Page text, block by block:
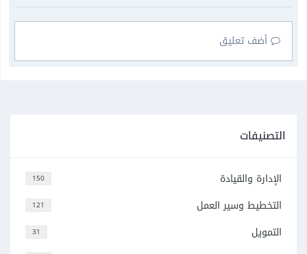
أضف تعليق
التصنيفات
150 الإدارة والقيادة
121 التخطيط وسير العمل
31 التمويل